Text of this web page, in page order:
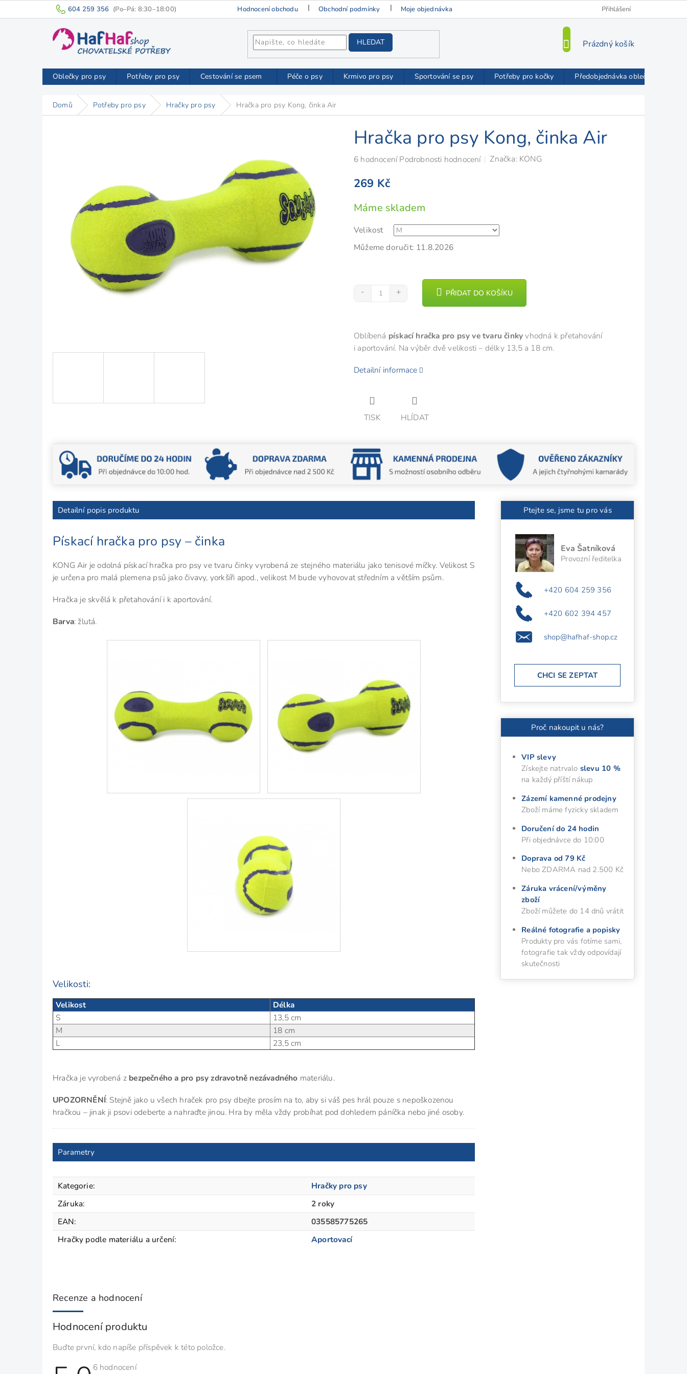
na
604 259 356 Hodnocení obchodu Obchodní podmínky Moje objednávka VIP Slevy
Přihlášení
HLEDAT
NÁKUPNÍ
Prázdný košík
Oblečky pro psy Potřeby pro psy Cestování se psem Péče o psy Krmivo pro psy Sportování se psy Potřeby pro kočky Předobjednávka oblečků FMD
Domů Potřeby pro psy Hračky pro psy Hračka pro psy Kong, činka Air
Hračka pro psy Kong, činka Air
Průměrné
produktu
5,0
5
hvězdiček.
6 hodnocení Podrobnosti hodnocení Značka: KONG
269 Kč
Měrná
cena:
Máme skladem
Velikost
Můžeme doručit: 11.8.2026
PŘIDAT DO KOŠÍKU
Oblíbená pískací hračka pro psy ve tvaru činkyvhodná k přetahování
i aportování. Na výběr dvě velikosti – délky 13,5 a 18 cm.
Detailní informace
TISK HLÍDAT
Detailní popis produktu
Pískací hračka pro psy – činka
KONG Air je odolná pískací hračka pro psy ve tvaru činky vyrobená ze stejného materiálu jako tenisové míčky. Velikost S
je určena pro malá plemena psů jako čivavy, yorkšíři apod., velikost M bude vyhovovat středním a větším psům.
Hračka je skvělá k přetahování i k aportování.
Barva: žlutá.
Velikosti:
Velikost
Délka
S
13,5 cm
M
18 cm
L
23,5 cm
Hračka je vyrobená z bezpečného a pro psy zdravotně nezávadného materiálu.
UPOZORNĚNÍ: Stejně jako u všech hraček pro psy dbejte prosím na to, aby si váš pes hrál pouze s nepoškozenou
hračkou – jinak ji psovi odeberte a nahraďte jinou. Hra by měla vždy probíhat pod dohledem páníčka nebo jiné osoby.
Parametry
Kategorie:
Hračky pro psy
Záruka:
2 roky
EAN:
035585775265
Hračky podle materiálu a určení: Aportovací
Recenze a hodnocení
Hodnocení produktu
Buďte první, kdo napíše příspěvek k této položce.
Průměrné
6 hodnocení
Ptejte se, jsme tu pro vás
Eva Šatníková
Provozní ředitelka
+420 604 259 356
+420 602 394 457
shop@hafhaf-shop.cz
CHCI SE ZEPTAT
Proč nakoupit u nás?
VIP slevy
Získejte natrvalo slevu 10 %
na každý příští nákup
Zázemí kamenné prodejny
Zboží máme fyzicky skladem
Doručení do 24 hodin
Při objednávce do 10:00
Doprava od 79 Kč
Nebo ZDARMA nad 2.500 Kč
Záruka vrácení/výměny
zboží
Zboží můžete do 14 dnů vrátit
Reálné fotografie a popisky
Produkty pro vás fotíme sami,
fotografie tak vždy odpovídají
skutečnosti